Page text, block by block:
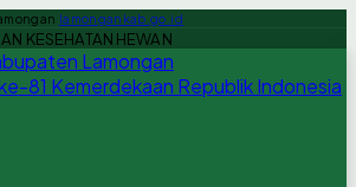
lamongankab.go.id
KESEHATAN HEWAN